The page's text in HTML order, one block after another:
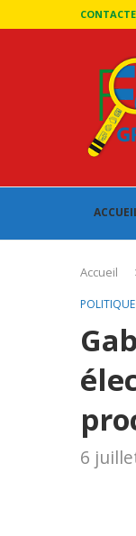
Accueil
POLITIQUE
6